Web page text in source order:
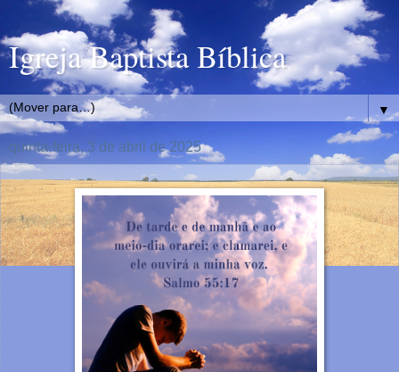
Igreja Baptista Bíblica
▼
quinta-feira, 3 de abril de 2025